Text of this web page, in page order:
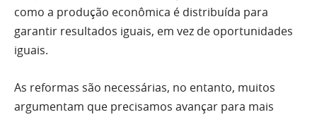
como a produção econômica é distribuída para
garantir resultados iguais, em vez de oportunidades
iguais.
As reformas são necessárias, no entanto, muitos
argumentam que precisamos avançar para mais